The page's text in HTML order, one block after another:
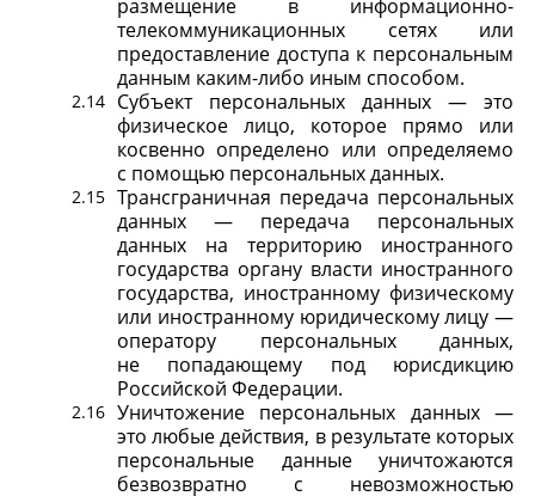
размещение в информационно-
телекоммуникационных сетях или
предоставление доступа к персональным
данным каким-либо иным способом.
Субъект персональных данных — это
физическое лицо, которое прямо или
косвенно определено или определяемо
с помощью персональных данных.
Трансграничная передача персональных
данных — передача персональных
данных на территорию иностранного
государства органу власти иностранного
государства, иностранному физическому
или иностранному юридическому лицу —
оператору персональных данных,
не попадающему под юрисдикцию
Российской Федерации.
Уничтожение персональных данных —
это любые действия, в результате которых
персональные данные уничтожаются
безвозвратно с невозможностью